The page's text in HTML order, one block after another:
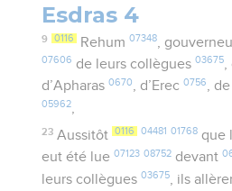
Esdras 4
9 0116 Rehum 07348,
07606 de leurs collègues03675,
d’Apharas0670, d’Erec0756,
05962
23 Aussitôt 0116 04481 01768que
eut été lue07123 08752 devant
leurs collègues03675 , ils